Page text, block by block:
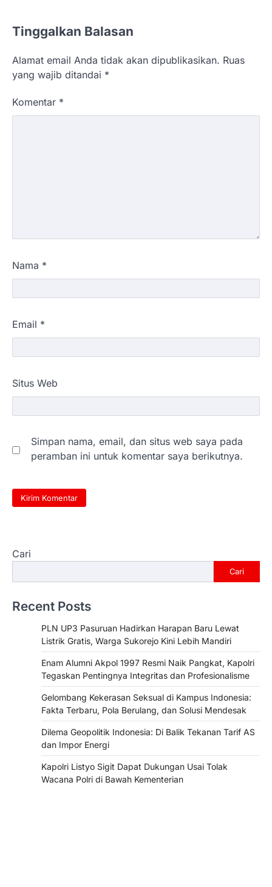
Tinggalkan Balasan
Alamat email Anda tidak akan dipublikasikan. Ruas
yang wajib ditandai *
Komentar *
Nama *
Email *
Situs Web
Simpan nama, email, dan situs web saya pada
peramban ini untuk komentar saya berikutnya.
Cari
Cari
Recent Posts
PLN UP3 Pasuruan Hadirkan Harapan Baru Lewat
Listrik Gratis, Warga Sukorejo Kini Lebih Mandiri
Enam Alumni Akpol 1997 Resmi Naik Pangkat, Kapolri
Tegaskan Pentingnya Integritas dan Profesionalisme
Gelombang Kekerasan Seksual di Kampus Indonesia:
Fakta Terbaru, Pola Berulang, dan Solusi Mendesak
Dilema Geopolitik Indonesia: Di Balik Tekanan Tarif AS
dan Impor Energi
Kapolri Listyo Sigit Dapat Dukungan Usai Tolak
Wacana Polri di Bawah Kementerian